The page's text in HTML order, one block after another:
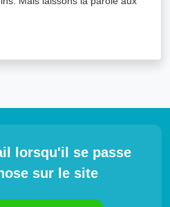
lorsqu'il se passe
sur le site